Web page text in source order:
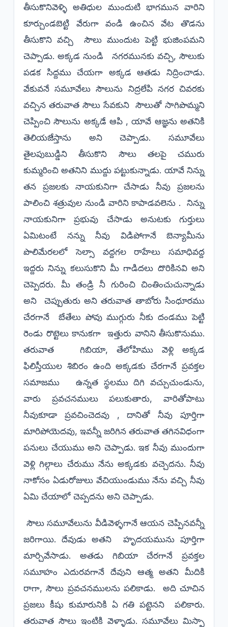
తీసుకొనివెళ్ళి అతిధుల ముందుటి భాగమున వారిని
కూర్చుండబెట్టి వేరుగా వండి ఉంచిన వేట తొడను
తీసుకొని వచ్చి సౌలు ముందుట పెట్టి భుజింపమని
చెప్పాడు. అక్కడ నుండి నగరమునకు వచ్చి, సౌలుకు
పడక సిద్దము చేయగా అక్కడ ఆతడు నిద్రించాడు.
వేకువనే సమూవేలు సౌలును నిద్రలేపి నగర చివరకు
వచ్చిన తరువాత సౌలు సేవకుని సౌలుతో సాగిపొమ్మని
చెప్పించి సౌలును అక్కడే ఆపి , యావే ఆజ్ఞను అతనికి
తెలియజేస్తాను అని చెప్పాడు. సమూవేలు
తైలపుబుడ్డిని తీసుకొని సౌలు తలపై చమురు
కుమ్మరించి అతనిని ముద్దు పట్టుకున్నాడు. యావే నిన్ను
తన ప్రజలకు నాయకునిగా చేసాడు నీవు ప్రజలను
పాలించి శత్రువుల నుండి వారిని కాపాడవలెను . నిన్ను
నాయకునిగా ప్రభువు చేసాడు అనుటకు గుర్తులు
ఏమిటంటే నన్ను నీవు విడిపోగానే బెన్యామీను
పొలిమేరలలో సెల్సా వద్దగల రాహేలు సమాధివద్ద
ఇద్దరు నిన్ను కలుసుకొని మీ గాడిదలు దొరికినవి అని
చెప్పెదరు. మీ తండ్రి నీ గురించి చింతించుచున్నాడు
అని చెప్పుతురు అని తరువాత తాబోరు సింధూరము
చేరగానే బేతేలు పోవు ముగ్గురు నీకు దండము పెట్టి
రెండు రొట్టెలు కానుకగా ఇత్తురు వానిని తీసుకొనుము.
తరువాత గిబియా, తేలోహిము వెళ్లి అక్కడ
ఫిలిస్తీయుల శిబిరం ఉంది అక్కడకు చేరగానే ప్రవక్తల
సమాజము ఉన్నత స్థలము దిగి వచ్చుచుండును,
వారు ప్రవచనములు పలుకుతారు, వారితోపాటు
నీవుకూడా ప్రవచించెదవు , దానితో నీవు పూర్తిగా
మారిపోయెదవు, ఇవన్నీ జరిగిన తరువాత తగినవిధంగా
పనులు చేయుము అని చెప్పాడు. ఇక నీవు ముందుగా
వెళ్లి గిల్గాలు చేరుము నేను అక్కడకు వచ్చెదను. నీవు
నాకోసం ఏడురోజులు వేచియుండుము నేను వచ్చి నీవు
ఏమి చేయాలో చెప్పదను అని చెప్పాడు.
సౌలు సమూవేలును వీడివెళ్ళగానే ఆయన చెప్పినవన్నీ
జరిగాయి. దేవుడు అతని హృదయమును పూర్తిగా
మార్చివేసాడు. అతడు గిబియా చేరగానే ప్రవక్తల
సమూహం ఎదురవగానే దేవుని ఆత్మ అతని మీదికి
రాగా, సౌలు ప్రవచనములను పలికాడు. అది చూచిన
ప్రజలు కీషు కుమారునికి ఏ గతి పట్టెనని పలికారు.
తరువాత సౌలు ఇంటికి వెళ్ళాడు. సమూవేలు మిస్పా